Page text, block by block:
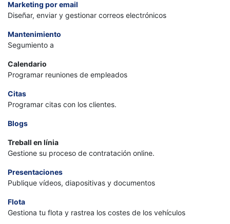
Marketing por email
Diseñar, enviar y gestionar correos electrónicos
Mantenimiento
Segumiento a
Calendario
Programar reuniones de empleados
Citas
Programar citas con los clientes.
Blogs
Treball en línia
Gestione su proceso de contratación online.
Presentaciones
Publique vídeos, diapositivas y documentos
Flota
Gestiona tu flota y rastrea los costes de los vehículos